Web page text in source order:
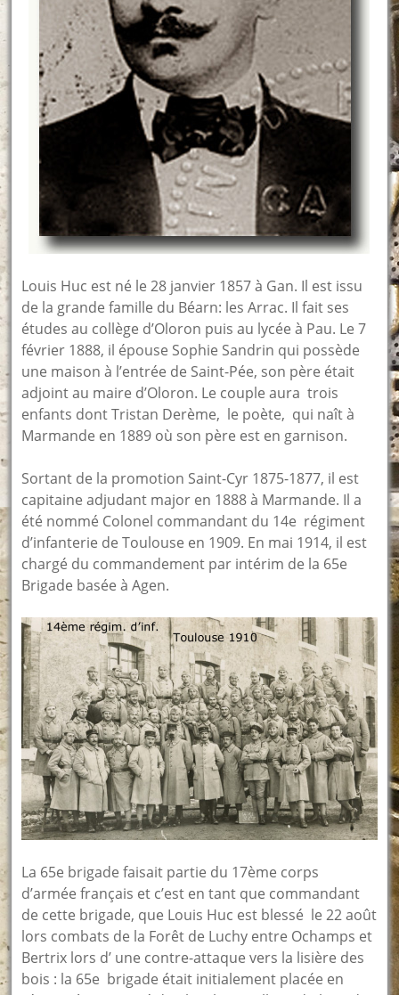
Louis Huc est né le 28 janvier 1857 à Gan. Il est issu
de la grande famille du Béarn: les Arrac. Il fait ses
études au collège d’Oloron puis au lycée à Pau. Le 7
février 1888, il épouse Sophie Sandrin qui possède
une maison à l’entrée de Saint-Pée, son père était
adjoint au maire d’Oloron. Le couple aura trois
enfants dont Tristan Derème, le poète, qui naît à
Marmande en 1889 où son père est en garnison.
Sortant de la promotion Saint-Cyr 1875-1877, il est
capitaine adjudant major en 1888 à Marmande. Il a
été nommé Colonel commandant du 14e régiment
d’infanterie de Toulouse en 1909. En mai 1914, il est
chargé du commandement par intérim de la 65e
Brigade basée à Agen.
La 65e brigade faisait partie du 17ème corps
d’armée français et c’est en tant que commandant
de cette brigade, que Louis Huc est blessé le 22 août
lors combats de la Forêt de Luchy entre Ochamps et
Bertrix lors d’ une contre-attaque vers la lisière des
bois : la 65e brigade était initialement placée en